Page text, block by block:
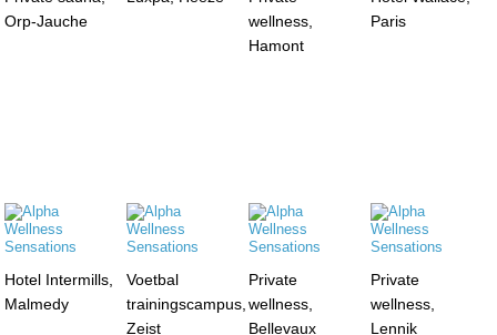
Orp-Jauche
wellness,
Hamont
Paris
Hotel Intermills,
Malmedy
Voetbal
trainingscampus,
Zeist
Private
wellness,
Bellevaux
Private
wellness,
Lennik